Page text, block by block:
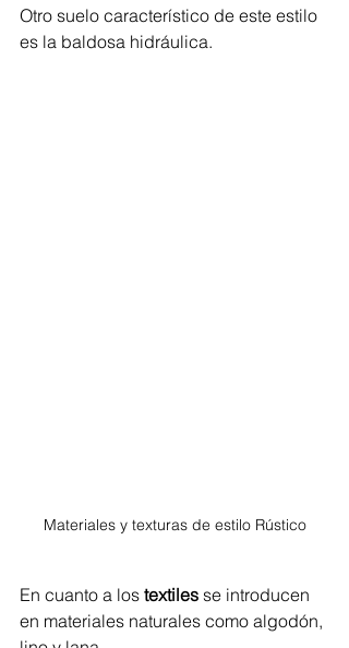
Otro suelo característico de este estilo
es la baldosa hidráulica.
Materiales y texturas de estilo Rústico
En cuanto a los textiles se introducen
en materiales naturales como algodón,